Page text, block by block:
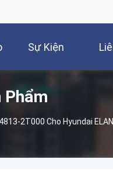
Sự Kiện
Phẩm
2T000 Cho Hyundai